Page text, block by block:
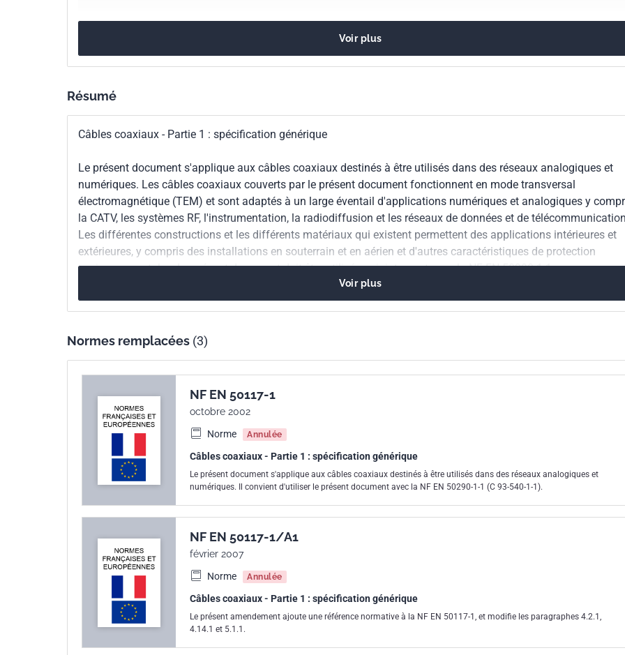
Codes ICS 33.120.10Câbles coaxiaux. Guides d'onde
Parenté
européenne
EN 50117-1:2019
Voir plus
Résumé
Câbles coaxiaux - Partie 1 : spécification générique
Le présent document s'applique aux câbles coaxiaux destinés à être utilisés dans des réseaux analogiques et
numériques. Les câbles coaxiaux couverts par le présent document fonctionnent en mode transversal
électromagnétique (TEM) et sont adaptés à un large éventail d'applications numériques et analogiques y
la CATV, les systèmes RF, l'instrumentation, la radiodiffusion et les réseaux de données et de
Les différentes constructions et les différents matériaux qui existent permettent des applications intérieures et
extérieures, y compris des installations en souterrain et en aérien et d'autres caractéristiques de protection
environnementales. Le présent document doit être utilisé conjointement avec la NF EN 50290-1-1.
Voir plus
Normes remplacées (3)
NF EN 50117-1
octobre 2002
Norme
Annulée
Câbles coaxiaux - Partie 1 : spécification générique
Le présent document s'applique aux câbles coaxiaux destinés à être utilisés dans des réseaux analogiques et
numériques. Il convient d'utiliser le présent document avec la NF EN 50290-1-1 (C 93-540-1-1).
NF EN 50117-1/A1
février 2007
Norme
Annulée
Câbles coaxiaux - Partie 1 : spécification générique
Le présent amendement ajoute une référence normative à la NF EN 50117-1, et modifie les paragraphes 4.2.1,
4.14.1 et 5.1.1.